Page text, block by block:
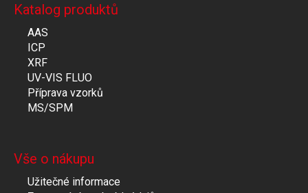
Katalog produktů
AAS
ICP
XRF
UV-VIS FLUO
Příprava vzorků
MS/SPM
Vše o nákupu
Užitečné informace